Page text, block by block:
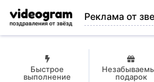
Реклама от
Быстрое
выполнение
подарок